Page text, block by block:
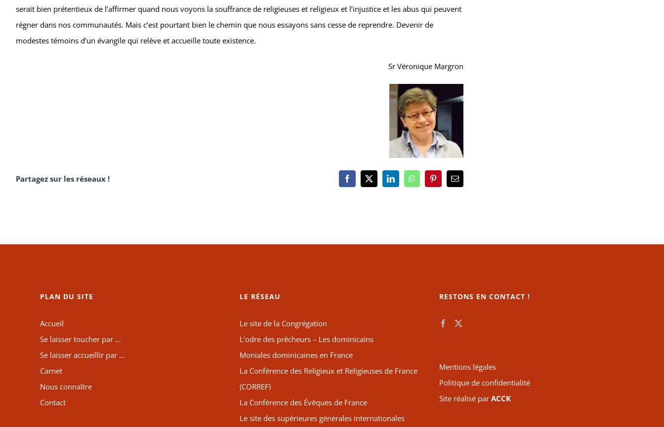
serait bien prétentieux de l’affirmer quand nous voyons la souffrance de religieuses et religieux et l’injustice et les abus qui peuvent
régner dans nos communautés. Mais c’est pourtant bien le chemin que nous essayons sans cesse de reprendre. Devenir de
modestes témoins d’un évangile qui relève et accueille toute existence.
Sr Véronique Margron
Partagez sur les réseaux ! Facebook
X LinkedInWhatsAppPinterestEmail
PLAN DU SITE
Accueil
Se laisser toucher par …
Se laisser accueillir par …
Carnet
Nous connaître
Contact
LE RÉSEAU
Le site de la Congrégation
L’odre des prêcheurs – Les dominicains
Moniales dominicaines en France
La Conférence des Religieux et Religieuses de France
(CORREF)
La Conférence des Évêques de France
Le site des supérieures générales internationales
RESTONS EN CONTACT !
Mentions légales
Politique de confidentialité
Site réalisé par ACCK